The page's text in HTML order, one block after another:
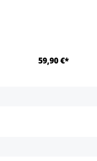
59,90 €*